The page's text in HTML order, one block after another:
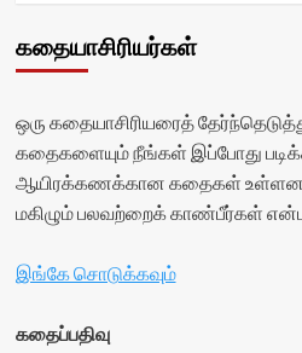
கதையாசிரியர்கள்
ஒரு கதையாசிரியரைத்
கதைகளையும் நீங்கள் இப்போது
ஆயிரக்கணக்கான கதைகள் உள்ளன,
மகிழும் பலவற்றைக் காண்பீர்கள்
இங்கே சொடுக்கவும்
கதைப்பதிவு